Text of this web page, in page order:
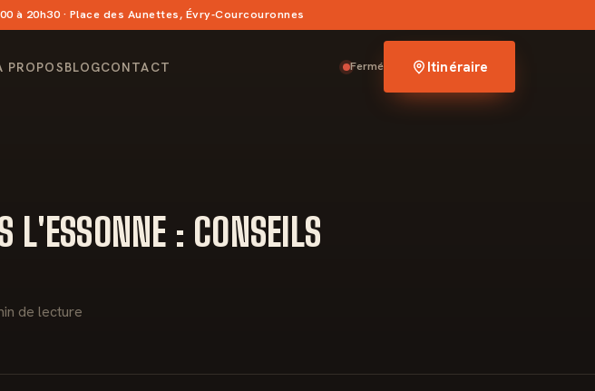
à 20h30 · Place des Aunettes, Évry-Courcouronnes
PROPOSBLOGCONTACT Fermé Itinéraire
L'ESSONNE : CONSEILS
de lecture